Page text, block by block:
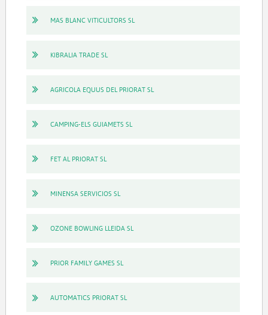
MAS BLANC VITICULTORS SL
KIBRALIA TRADE SL
AGRICOLA EQUUS DEL PRIORAT SL
CAMPING-ELS GUIAMETS SL
FET AL PRIORAT SL
MINENSA SERVICIOS SL
OZONE BOWLING LLEIDA SL
PRIOR FAMILY GAMES SL
AUTOMATICS PRIORAT SL